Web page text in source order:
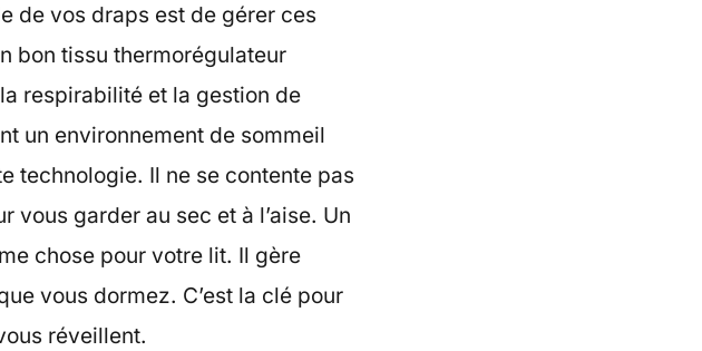
de vos draps est de gérer ces
bon tissu thermorégulateur
respirabilité et la gestion de
un environnement de sommeil
technologie. Il ne se contente pas
vous garder au sec et à l’aise. Un
chose pour votre lit. Il gère
vous dormez. C’est la clé pour
réveillent.